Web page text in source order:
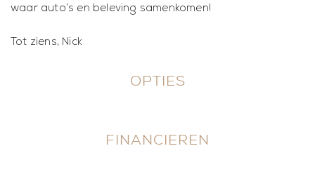
waar auto’s en beleving samenkomen!
Tot ziens, Nick
OPTIES
FINANCIEREN